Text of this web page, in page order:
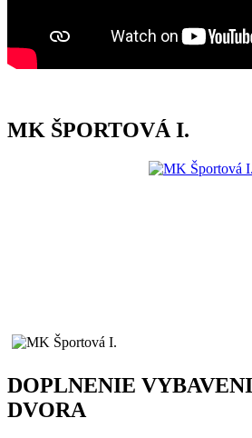
MK ŠPORTOVÁ I.
DOPLNENIE
DVORA